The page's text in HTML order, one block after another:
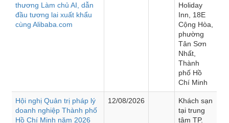
thương Làm chủ AI, dẫn
đầu tương lai xuất khẩu
cùng Alibaba.com
Holiday
Inn, 18E
Cộng Hòa,
phường
Tân Sơn
Nhất,
Thành
phố Hồ
Chí Minh
Hội nghị Quản trị pháp lý
doanh nghiệp Thành phố
Hồ Chí Minh năm 2026
12/08/2026
Khách sạn
tại trung
tâm TP.